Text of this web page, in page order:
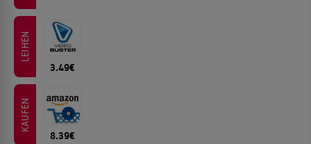
LEIHEN
3.49€
KAUFEN
8.39€